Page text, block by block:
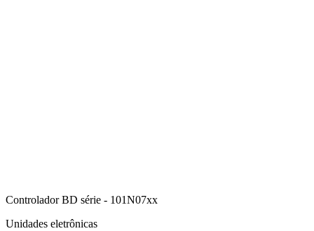
Controlador BD série - 101N07xx
Unidades eletrônicas